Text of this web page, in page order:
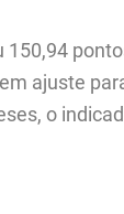
150,94
ajuste
o